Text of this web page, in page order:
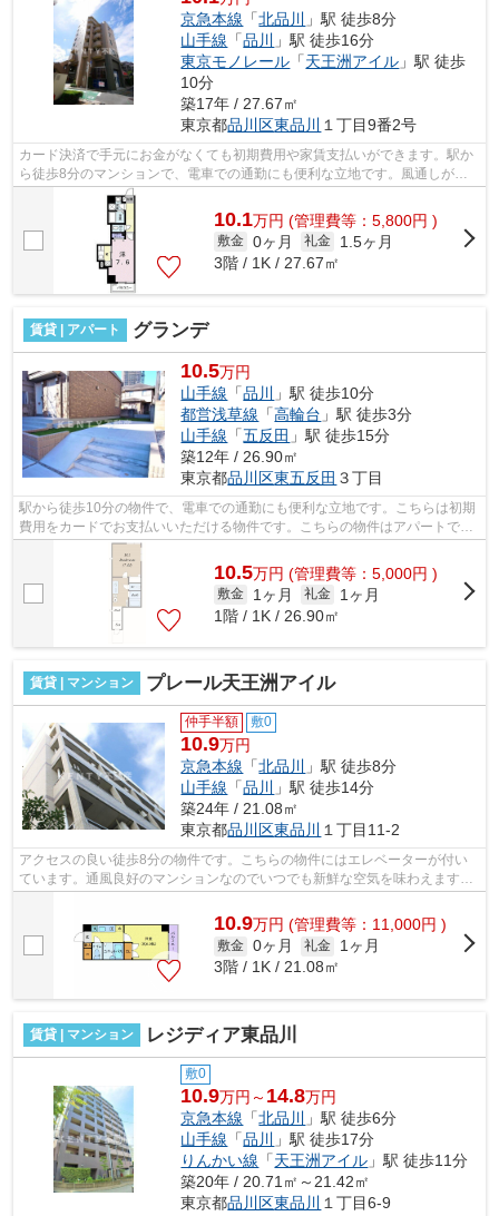
京急本線 「北品川
」駅 徒歩8分
山手線 「品川
」駅 徒歩16分
東京モノレール 「天王洲アイル 」駅 徒歩
10分
築17年 / 27.67㎡
東京都品川区東品川 １丁目9番2号
カード決済で手元にお金がなくても初期費用や家賃支払いができます。駅か
ら徒歩8分のマンションで、電車での通勤にも便利な立地です。風通しが良
く、湿気やカビの心配が少ないマンショ...
10.1万円 (管理費等：5,800円 )
敷金 0ヶ月 礼金
1.5ヶ月
3階 / 1K / 27.67㎡
賃貸 | アパート グランデ
10.5万円
山手線 「品川
」駅 徒歩10分
都営浅草線 「高輪台 」駅 徒歩3分
山手線 「五反田 」駅 徒歩15分
築12年 / 26.90㎡
東京都品川区東五反田 ３丁目
駅から徒歩10分の物件で、電車での通勤にも便利な立地です。こちらは初期
費用をカードでお支払いいただける物件です。こちらの物件はアパートで
す。物件の個性を外観タイル張りなら引...
10.5万円 (管理費等：5,000円 )
敷金 1ヶ月 礼金
1ヶ月
1階 / 1K / 26.90㎡
賃貸 | マンション プレール天王洲アイル
仲手半額 敷0
10.9万円
京急本線 「北品川
」駅 徒歩8分
山手線 「品川
」駅 徒歩14分
築24年 / 21.08㎡
東京都品川区東品川 １丁目11-2
アクセスの良い徒歩8分の物件です。こちらの物件にはエレベーターが付い
ています。通風良好のマンションなのでいつでも新鮮な空気を味わえます。
こちらは初期費用をカードでお支払いい...
10.9万円 (管理費等：11,000円 )
敷金 0ヶ月 礼金
1ヶ月
3階 / 1K / 21.08㎡
賃貸 | マンション レジディア東品川
敷0
10.9万円～ 14.8万円
京急本線 「北品川
」駅 徒歩6分
山手線 「品川
」駅 徒歩17分
りんかい線 「天王洲アイル 」駅 徒歩11分
築20年 / 20.71㎡～21.42㎡
東京都品川区東品川 １丁目6-9